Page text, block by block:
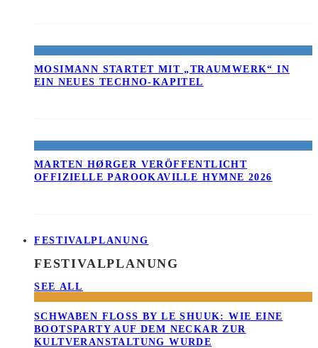
MOSIMANN STARTET MIT „TRAUMWERK“ IN
EIN NEUES TECHNO-KAPITEL
MARTEN HØRGER VERÖFFENTLICHT
OFFIZIELLE PAROOKAVILLE HYMNE 2026
FESTIVALPLANUNG
FESTIVALPLANUNG
SEE ALL
SCHWABEN FLOSS BY LE SHUUK: WIE EINE B
OOTSPARTY AUF DEM NECKAR ZUR K
ULTVERANSTALTUNG WURDE